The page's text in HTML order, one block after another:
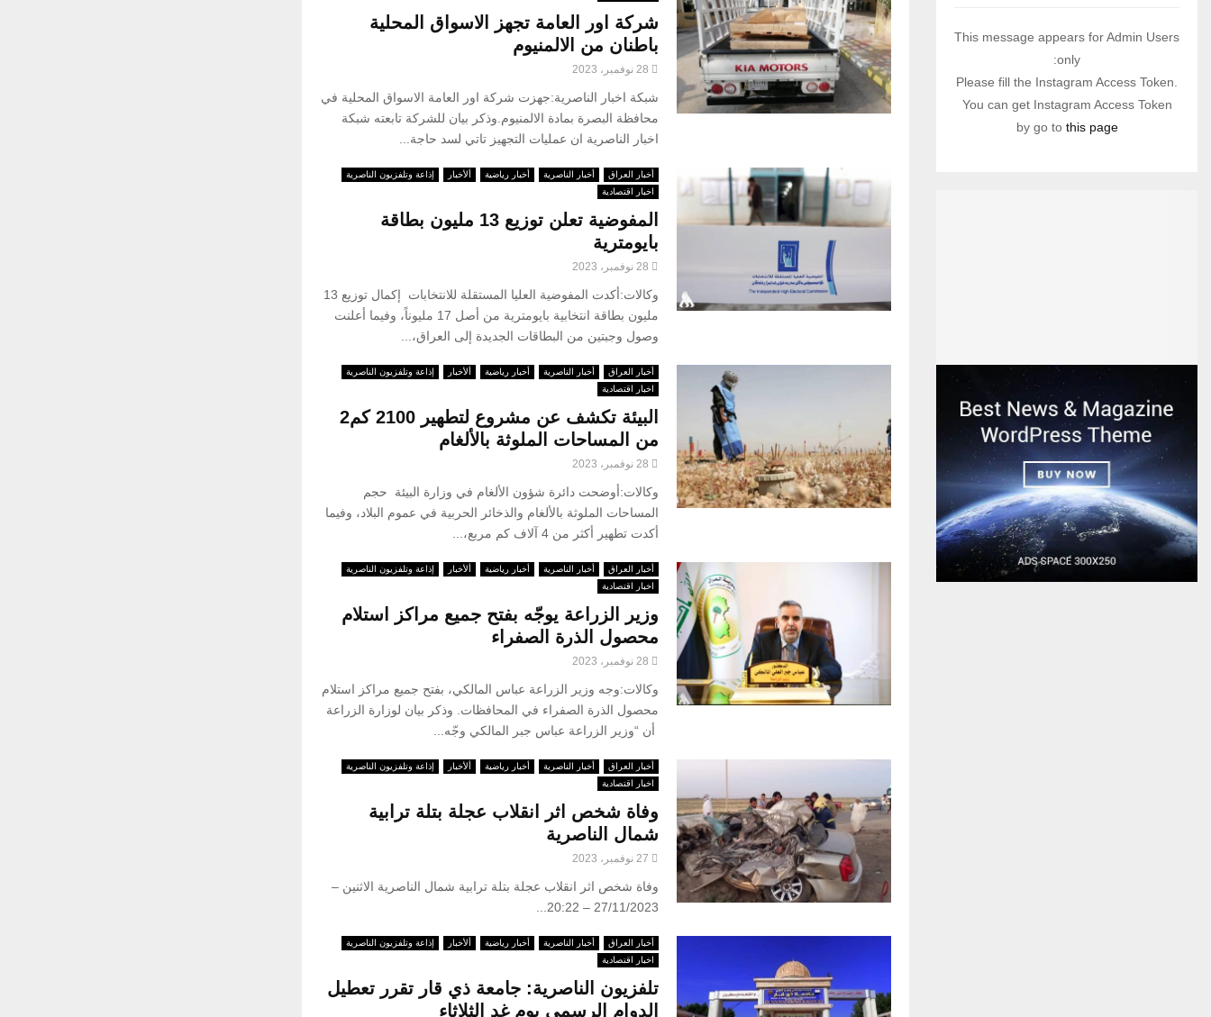
شركة اور العامة تجهز الاسواق المحلية
باطنان من الالمنيوم
28 نوفمبر، 2023
شبكة اخبار الناصرية:جهزت شركة اور العامة الاسواق المحلية في
محافظة البصرة بمادة الالمنيوم.وذكر بيان للشركة تابعته شبكة
اخبار الناصرية ان عمليات التجهيز تاتي لسد حاجة...
أخبار العراق أخبار الناصرية أخبار رياضية ألأخبار
إذاعة وتلفزيون الناصرية
اخبار اقتصادية
المفوضية تعلن توزيع 13 مليون بطاقة
بايومترية
28 نوفمبر، 2023
وكالات:أكدت المفوضية العليا المستقلة للانتخابات إكمال توزيع 13
مليون بطاقة انتخابية بايومترية من أصل 17 مليوناً، وفيما أعلنت
وصول وجبتين من البطاقات الجديدة إلى العراق،...
أخبار العراق أخبار الناصرية أخبار رياضية ألأخبار
إذاعة وتلفزيون الناصرية
اخبار اقتصادية
البيئة تكشف عن مشروع لتطهير 2100 كم2
من المساحات الملوثة بالألغام
28 نوفمبر، 2023
وكالات:أوضحت دائرة شؤون الألغام في وزارة البيئة حجم
المساحات الملوثة بالألغام والذخائر الحربية في عموم البلاد، وفيما
أكدت تطهير أكثر من 4 آلاف كم مربع،...
أخبار العراق أخبار الناصرية أخبار رياضية ألأخبار
إذاعة وتلفزيون الناصرية
اخبار اقتصادية
وزير الزراعة يوجّه بفتح جميع مراكز استلام
محصول الذرة الصفراء
28 نوفمبر، 2023
وكالات:وجه وزير الزراعة عباس المالكي، بفتح جميع مراكز استلام
محصول الذرة الصفراء في المحافظات. وذكر بيان لوزارة الزراعة
أن “وزير الزراعة عباس جبر المالكي وجّه...
أخبار العراق أخبار الناصرية أخبار رياضية ألأخبار
إذاعة وتلفزيون الناصرية
اخبار اقتصادية
وفاة شخص اثر انقلاب عجلة بتلة ترابية
شمال الناصرية
27 نوفمبر، 2023
وفاة شخص اثر انقلاب عجلة بتلة ترابية شمال الناصرية الاثنين –
27/11/2023 – 20:22...
أخبار العراق أخبار الناصرية أخبار رياضية ألأخبار
إذاعة وتلفزيون الناصرية
اخبار اقتصادية
تلفزيون الناصرية: جامعة ذي قار تقرر تعطيل
الدوام الرسمي يوم غد الثلاثاء
This message appears for Admin Users
only:
Please fill the Instagram Access Token.
You can get Instagram Access Token
by go to this page